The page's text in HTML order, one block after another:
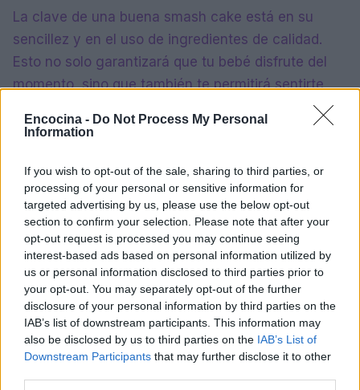
Encocina - Do Not Process My Personal
Information
If you wish to opt-out of the sale, sharing to third parties, or
processing of your personal or sensitive information for
targeted advertising by us, please use the below opt-out
section to confirm your selection. Please note that after your
opt-out request is processed you may continue seeing
interest-based ads based on personal information utilized by
us or personal information disclosed to third parties prior to
your opt-out. You may separately opt-out of the further
disclosure of your personal information by third parties on the
IAB’s list of downstream participants. This information may
also be disclosed by us to third parties on the IAB’s List of
Downstream Participants that may further disclose it to other
La clave de una buena smash cake está en su
sencillez y en el uso de ingredientes de calidad.
Esto no solo garantizará que tu bebé disfrute del
momento, sino que también te permitirá sentirte
bien al ofrecerle algo nutritivo. Recuerda que este
es un momento para celebrar, y la comida debe ser
Así que, si quieres hacer que el primer cumpleaños
de tu bebé sea inolvidable, ¡no olvides preparar una
smash cake! La experiencia será maravillosa y las
risas están aseguradas. ¿Te animas a intentarlo? 🎂
AUTOR
staff